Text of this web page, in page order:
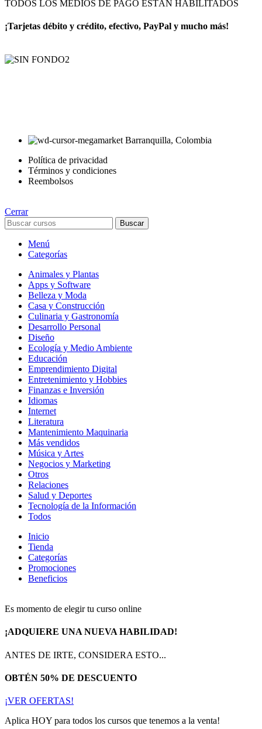
TODOS LOS MEDIOS DE PAGO ESTÁN HABILITADOS
¡Tarjetas débito y crédito, efectivo, PayPal y mucho más!
Barranquilla, Colombia
Política de privacidad
Términos y condiciones
Reembolsos
Cerrar
Buscar
Menú
Categorías
Animales y Plantas
Apps y Software
Belleza y Moda
Casa y Construcción
Culinaria y Gastronomía
Desarrollo Personal
Diseño
Ecología y Medio Ambiente
Educación
Emprendimiento Digital
Entretenimiento y Hobbies
Finanzas e Inversión
Idiomas
Internet
Literatura
Mantenimiento Maquinaria
Más vendidos
Música y Artes
Negocios y Marketing
Otros
Relaciones
Salud y Deportes
Tecnología de la Información
Todos
Inicio
Tienda
Categorías
Promociones
Beneficios
Es momento de elegir tu curso online
¡ADQUIERE UNA NUEVA HABILIDAD!
ANTES DE IRTE, CONSIDERA ESTO...
OBTÉN 50% DE DESCUENTO
¡VER OFERTAS!
Aplica HOY para todos los cursos que tenemos a la venta!